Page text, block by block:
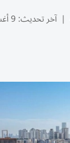
| آخر تحديث:9 أغسطس 15:53 2026